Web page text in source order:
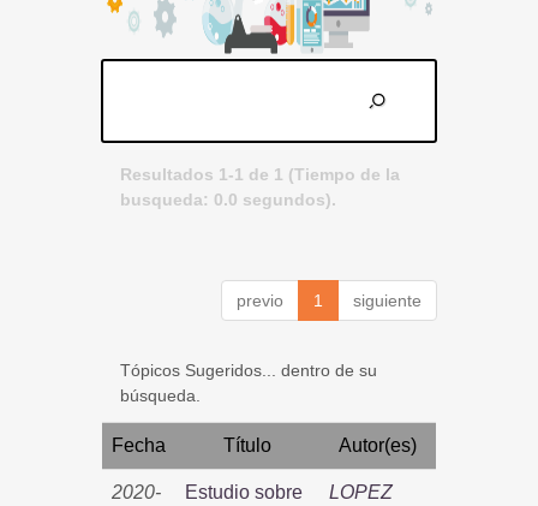
Resultados 1-1 de 1 (Tiempo de la
busqueda: 0.0 segundos).
previo 1 siguiente
Tópicos Sugeridos... dentro de su
búsqueda.
Fecha Título Autor(es)
2020-
Estudio sobre
LOPEZ